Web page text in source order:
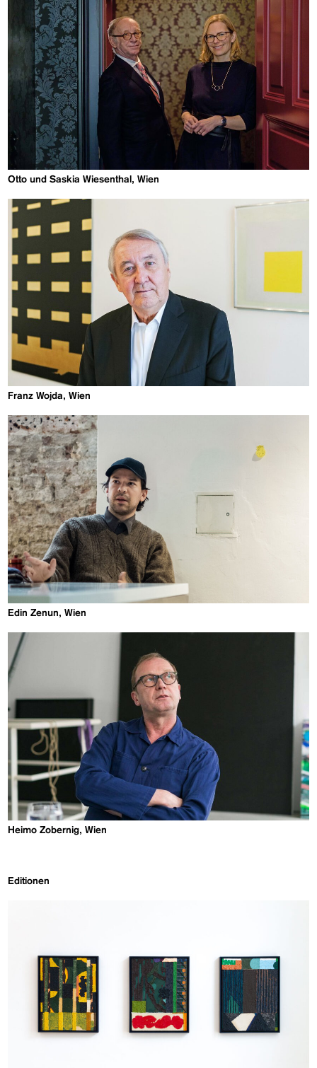
Otto und Saskia Wiesenthal, Wien
Franz Wojda, Wien
Edin Zenun, Wien
Heimo Zobernig, Wien
Editionen